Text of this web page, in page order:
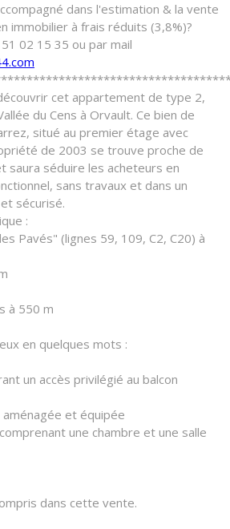
dans l'estimation & la vente
immobilier à frais réduits (3,8%)?
02 15 35 ou par mail
cet appartement de type 2,
du Cens à Orvault. Ce bien de
situé au premier étage avec
de 2003 se trouve proche de
saura séduire les acheteurs en
sans travaux et dans un
sécurisé.
:
Pavés" (lignes 59, 109, C2, C20) à
à 550 m
en quelques mots :
un accès privilégié au balcon
et équipée
une chambre et une salle
dans cette vente.